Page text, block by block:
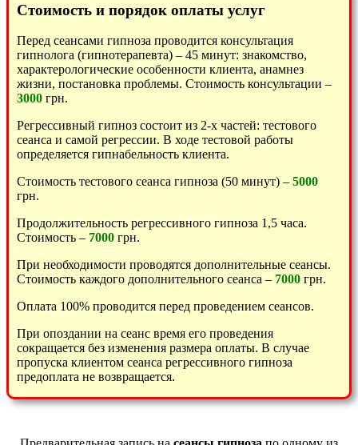
Стоимость и порядок оплаты услуг
Перед сеансами гипноза проводится консультация
гипнолога (гипнотерапевта) – 45 минут: знакомство,
характерологические особенности клиента, анамнез
жизни, постановка проблемы. Стоимость консультации –
3000 грн.
Регрессивный гипноз состоит из 2-х частей: тестового
сеанса и самой регрессии. В ходе тестовой работы
определяется гипнабельность клиента.
Стоимость тестового сеанса гипноза (50 минут) – 5000
грн.
Продолжительность регрессивного гипноза 1,5 часа.
Стоимость – 7000 грн.
При необходимости проводятся дополнительные сеансы.
Стоимость каждого дополнительного сеанса – 7000 грн.
Оплата 100% проводится перед проведением сеансов.
При опоздании на сеанс время его проведения
сокращается без изменения размера оплаты. В случае
пропуска клиентом сеанса регрессивного гипноза
предоплата не возвращается.